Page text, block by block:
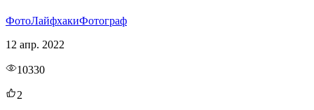
ФотоЛайфхакиФотограф
12 апр. 2022
10330
2